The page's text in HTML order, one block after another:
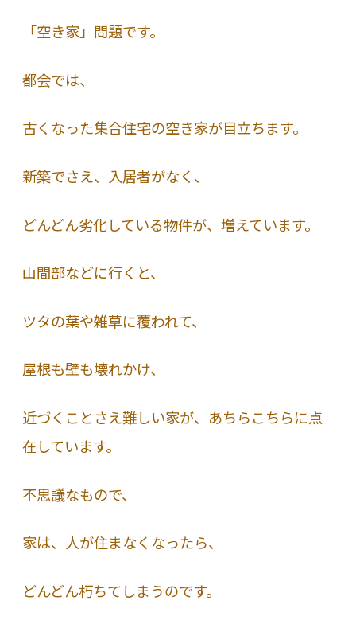
「空き家」問題です。
都会では、
古くなった集合住宅の空き家が目立ちます。
新築でさえ、入居者がなく、
どんどん劣化している物件が、増えています。
山間部などに行くと、
ツタの葉や雑草に覆われて、
屋根も壁も壊れかけ、
近づくことさえ難しい家が、あちらこちらに点
在しています。
不思議なもので、
家は、人が住まなくなったら、
どんどん朽ちてしまうのです。